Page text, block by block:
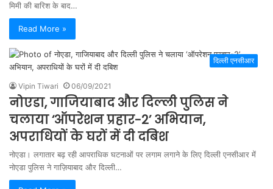
मिमी की बारिश के बाद…
Read More »
दिल्ली एनसीआर
Vipin Tiwari 06/09/2021
नोएडा, गाजियाबाद और दिल्ली पुलिस ने
चलाया ‘ऑपरेशन प्रहार-2’ अभियान,
अपराधियों के घरों में दी दबिश
नोएडा। लगातार बढ़ रही आपराधिक घटनाओं पर लगाम लगाने के लिए दिल्ली एनसीआर में
नोएडा पुलिस ने गाज़ियाबाद और दिल्ली…